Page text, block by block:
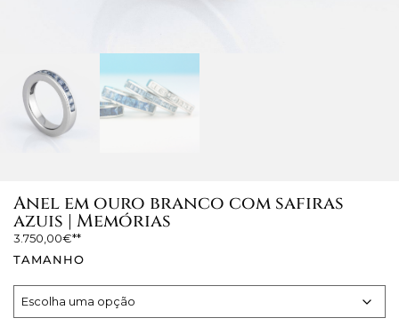
Anel em ouro branco com safiras
azuis | Memórias
3.750,00€
TAMANHO